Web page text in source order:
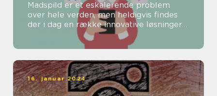
Madspild er et eskalerende problem
over hele verden, men heldigvis findes
der i dag en række innovative løsninger
til at bekæmpe dette problem
16. januar 2024